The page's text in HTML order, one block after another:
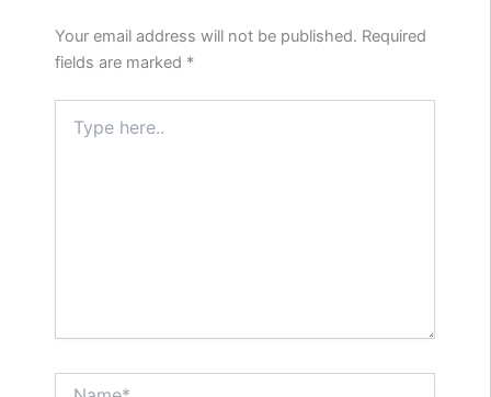
Your email address will not be published. Required
fields are marked *
here..